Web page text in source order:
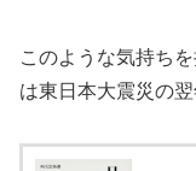
このような気持ち
は東日本大震災の